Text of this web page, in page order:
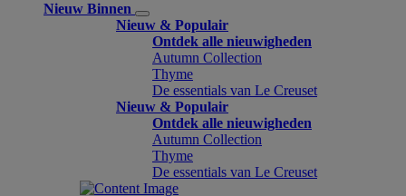
Nieuw Binnen
Nieuw & Populair
Ontdek alle nieuwigheden
Autumn Collection
Thyme
De essentials van Le Creuset
Nieuw & Populair
Ontdek alle nieuwigheden
Autumn Collection
Thyme
De essentials van Le Creuset